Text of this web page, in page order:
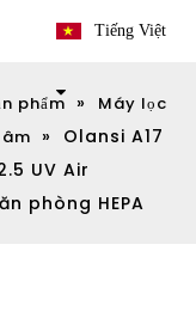
Tiếng Việt
phẩm »
Máy lọc
»
Olansi A17
UV Air
phòng HEPA